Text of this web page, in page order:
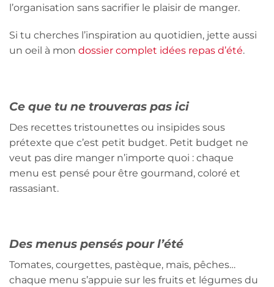
l’organisation sans sacrifier le plaisir de manger.
Si tu cherches l’inspiration au quotidien, jette aussi
un oeil à mon dossier complet idées repas d’été.
Ce que tu ne trouveras pas ici
Des recettes tristounettes ou insipides sous
prétexte que c’est petit budget. Petit budget ne
veut pas dire manger n’importe quoi : chaque
menu est pensé pour être gourmand, coloré et
rassasiant.
Des menus pensés pour l’été
Tomates, courgettes, pastèque, maïs, pêches…
chaque menu s’appuie sur les fruits et légumes du